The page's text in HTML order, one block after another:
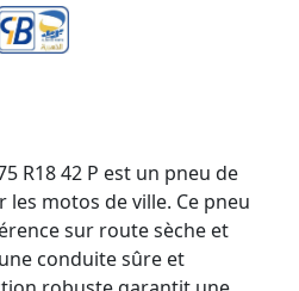
R18 42 P est un pneu de
motos de ville. Ce pneu
sur route sèche et
conduite sûre et